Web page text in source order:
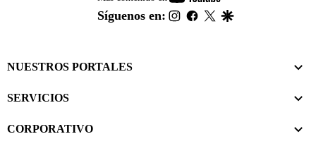
footer
Síguenos en: instagram
facebook
twitter
NUESTROS PORTALES
SERVICIOS
CORPORATIVO